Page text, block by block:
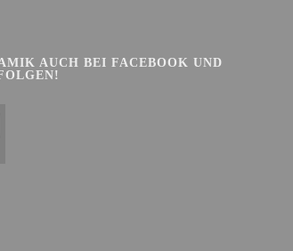
AUCH BEI FACEBOOK UND